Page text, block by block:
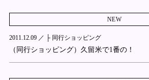
NEW
2011.12.09 ／ ├ 同行ショッピング
（同行ショッピング）久留米で1番の！